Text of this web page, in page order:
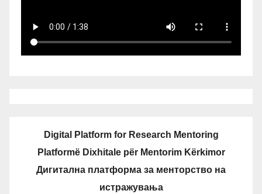
Digital Platform for Research Mentoring
Platformë Dixhitale për Mentorim Kërkimor
Дигитална платформа за менторство на
истражувања